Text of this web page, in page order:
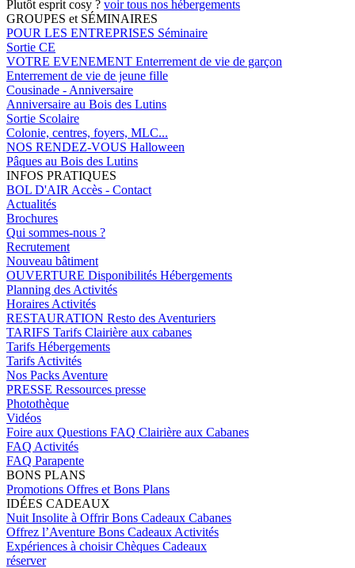
Plutôt esprit cosy ? voir tous nos hébergements
GROUPES et SÉMINAIRES
POUR LES ENTREPRISES Séminaire
Sortie CE
VOTRE EVENEMENT Enterrement de vie de garçon
Enterrement de vie de jeune fille
Cousinade - Anniversaire
Anniversaire au Bois des Lutins
Sortie Scolaire
Colonie, centres, foyers, MLC...
NOS RENDEZ-VOUS Halloween
Pâques au Bois des Lutins
INFOS PRATIQUES
BOL D'AIR Accès - Contact
Actualités
Brochures
Qui sommes-nous ?
Recrutement
Nouveau bâtiment
OUVERTURE Disponibilités Hébergements
Planning des Activités
Horaires Activités
RESTAURATION Resto des Aventuriers
TARIFS Tarifs Clairière aux cabanes
Tarifs Hébergements
Tarifs Activités
Nos Packs Aventure
PRESSE Ressources presse
Photothèque
Vidéos
Foire aux Questions FAQ Clairière aux Cabanes
FAQ Activités
FAQ Parapente
BONS PLANS
Promotions Offres et Bons Plans
IDÉES CADEAUX
Nuit Insolite à OffrirBons Cadeaux Cabanes
Offrez l’Aventure Bons Cadeaux Activités
Expériences à choisirChèques Cadeaux
réserver